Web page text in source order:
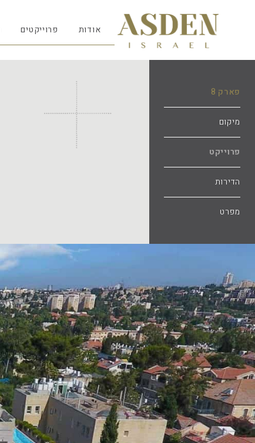
אודות פרוייקטים
פארק 8
מיקום
פרוייקט
הדירות
מפרט